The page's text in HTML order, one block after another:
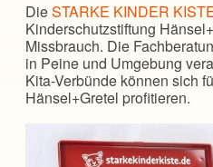
DieSTARKE KINDER
Kinderschutzstiftung
Missbrauch. Die
in Peine und Umgebung
Kita-Verbünde können sich
Hänsel+Gretel profitieren.